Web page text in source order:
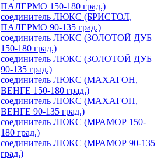
ПАЛЕРМО 150-180 град.)
соединитель ЛЮКС (БРИСТОЛ,
ПАЛЕРМО 90-135 град.)
соединитель ЛЮКС (ЗОЛОТОЙ ДУБ
150-180 град.)
соединитель ЛЮКС (ЗОЛОТОЙ ДУБ
90-135 град.)
соединитель ЛЮКС (МАХАГОН,
ВЕНГЕ 150-180 град.)
соединитель ЛЮКС (МАХАГОН,
ВЕНГЕ 90-135 град.)
соединитель ЛЮКС (МРАМОР 150-
180 град.)
соединитель ЛЮКС (МРАМОР 90-135
град.)